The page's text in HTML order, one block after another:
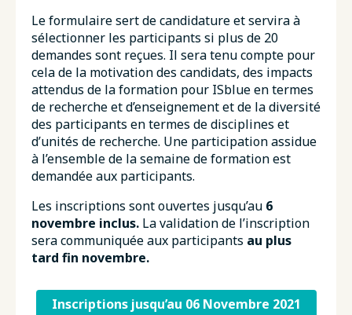
Le formulaire sert de candidature et servira à
sélectionner les participants si plus de 20
demandes sont reçues. Il sera tenu compte pour
cela de la motivation des candidats, des impacts
attendus de la formation pour ISblue en termes
de recherche et d’enseignement et de la diversité
des participants en termes de disciplines et
d’unités de recherche. Une participation assidue
à l’ensemble de la semaine de formation est
demandée aux participants.
Les inscriptions sont ouvertes jusqu’au 6
novembre inclus. La validation de l’inscription
sera communiquée aux participants au plus
tard fin novembre.
Inscriptions jusqu’au 06 Novembre 2021